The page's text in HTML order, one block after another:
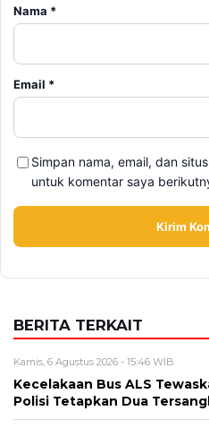
Simpan nama, email, dan
BERITA TERKAIT
Kecelakaan Bus ALS
Kondisi Kritis, Ini Kabar
Kamis, 6 Agustus 2026 - 13:50 WIB
Tarif Listrik PLN Terbaru
Tarif untuk Semua Golongan